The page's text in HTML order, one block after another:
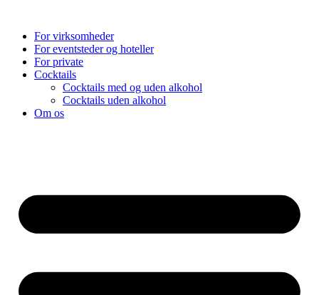
indholdFor virksomheder
For eventsteder og hoteller
For private
Cocktails
Cocktails med og uden alkohol
Cocktails uden alkohol
Om os